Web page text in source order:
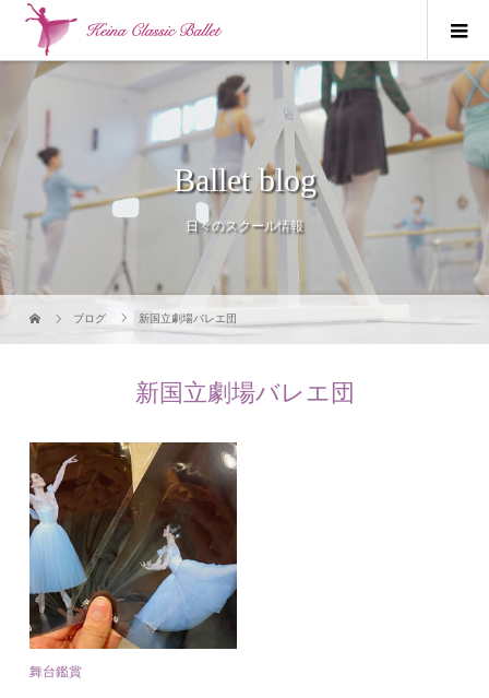
Ballet blog
日々のスクール情報
ブログ 新国立劇場バレエ団
新国立劇場バレエ団
舞台鑑賞